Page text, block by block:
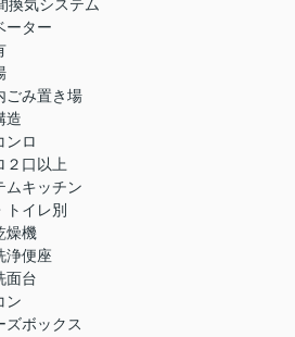
換気システム
ーター
ごみ置き場
造
ンロ
２口以上
ムキッチン
トイレ別
燥機
浄便座
面台
ン
ズボックス